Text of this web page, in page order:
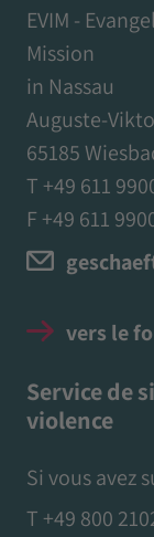
EVIM -
Mission
in Nassau
Auguste-
65185
T +49 611
F +49 611
vers le
Service de
violence
Si vous avez
T +49 800